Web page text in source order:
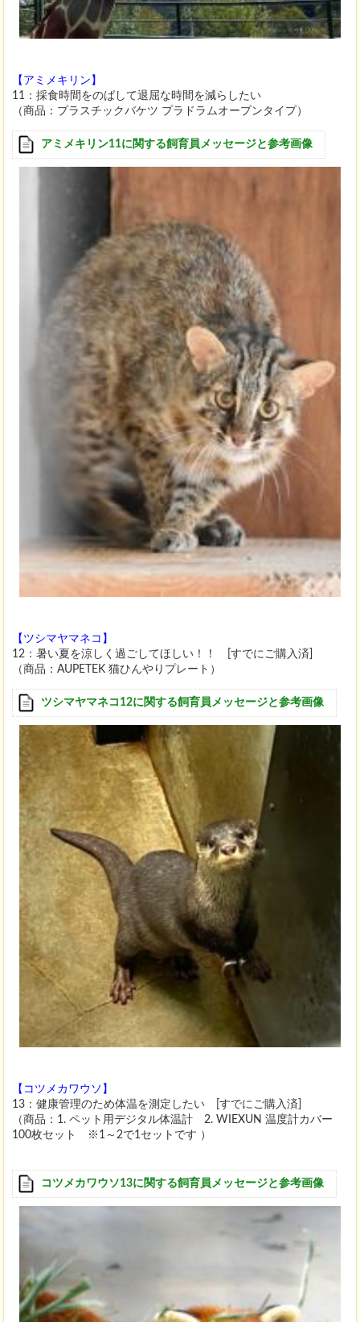
【アミメキリン】
11：採食時間をのばして退屈な時間を減らしたい
（商品：プラスチックバケツ プラドラムオープンタイプ）
アミメキリン11に関する飼育員メッセージと参考画像
【ツシマヤマネコ】
12：暑い夏を涼しく過ごしてほしい！！ [すでにご購入済]
（商品：AUPETEK 猫ひんやりプレート）
ツシマヤマネコ12に関する飼育員メッセージと参考画像
【コツメカワウソ】
13：健康管理のため体温を測定したい [すでにご購入済]
（商品：1. ペット用デジタル体温計 2. WIEXUN 温度計カバー
100枚セット ※1～2で1セットです ）
コツメカワウソ13に関する飼育員メッセージと参考画像